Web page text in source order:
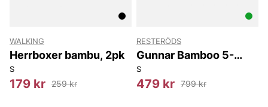
WALKING
Herrboxer bambu, 2pk
S
179 kr 259 kr
RESTERÖDS
Gunnar Bamboo 5-
pack
S
479 kr 799 kr